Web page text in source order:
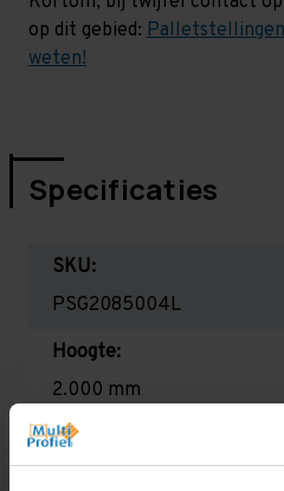
op dit gebied:
weten!
Specificaties
SKU:
PSG2085004L
Hoogte:
2.000 mm
Diepte: